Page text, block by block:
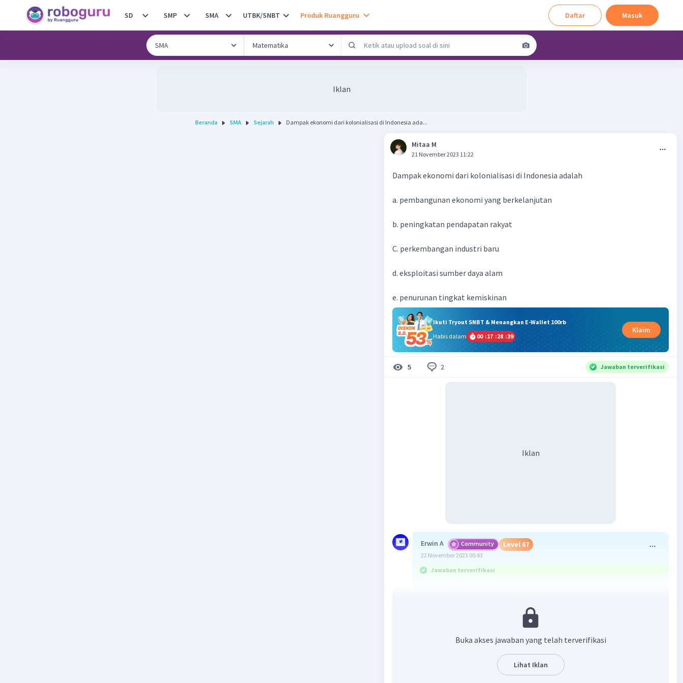
SD SMP SMA UTBK/SNBT Produk Ruangguru Daftar Masuk
Iklan
Beranda SMA Sejarah Dampak ekonomi dari kolonialisasi di Indonesia ada...
Mitaa M
21 November 2023 11:22
Dampak ekonomi dari kolonialisasi di Indonesia adalah
a. pembangunan ekonomi yang berkelanjutan
b. peningkatan pendapatan rakyat
C. perkembangan industri baru
d. eksploitasi sumber daya alam
e. penurunan tingkat kemiskinan
Ikuti Tryout SNBT & Menangkan E-Wallet 100rb
Habis dalam
00 :17 :28 :39
Klaim
5 2 Jawaban terverifikasi
Iklan
Erwin A Community Level 67
22 November 2023 00:43
Jawaban terverifikasi
dua, yaitu dampak positif dan dampak negatif.
kolonialisasi di Indonesia adalah sebagai berikut:
Pembangunan infrastruktur:Pemerintah kolonial
membangun berbagai infrastruktur, seperti jalan, jembatan,
pelabuhan, dan rel kereta api. Pembangunan infrastruktur ini
telah meningkatkan konektivitas antar wilayah di Indonesia
Buka akses jawaban yang telah terverifikasi
Lihat Iklan